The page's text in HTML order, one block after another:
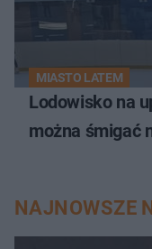
MIASTO LATEM
Lodowisko na
można śmigać
NAJNOWSZE